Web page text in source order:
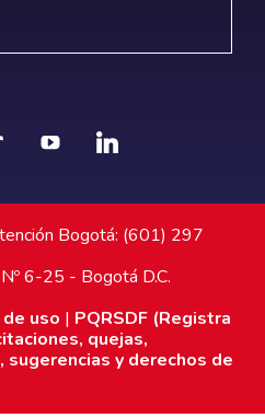
Bogotá: (601) 297
6-25 - Bogotá D.C.
uso | PQRSDF (Registra
quejas,
sugerencias y derechos de